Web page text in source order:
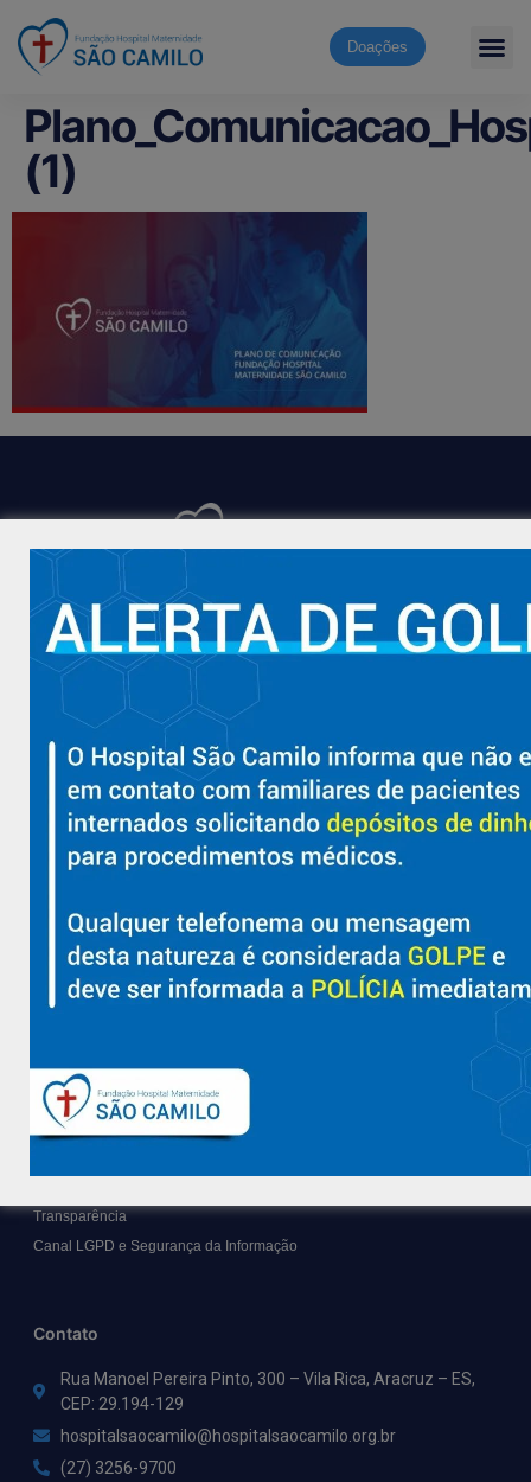
Doações
(1)
Hospital São Camilo – há mais de 50 anos cuidando da saúde
com qualidade, acolhimento e compromisso com a vida em
Aracruz e região.
Sobre
Nossa História e Fundador
Políticas e Normas
Trabalhe Conosco
Suporte
Ouvidoria
Transparência
Canal LGPD e Segurança da Informação
Contato
Rua Manoel Pereira Pinto, 300 – Vila Rica, Aracruz – ES,
CEP: 29.194-129
hospitalsaocamilo@hospitalsaocamilo.org.br
(27) 3256-9700